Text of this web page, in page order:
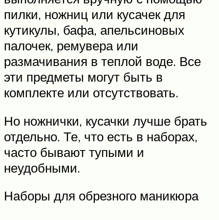
пилки, ножниц или кусачек для
кутикулы, бафа, апельсиновых
палочек, ремувера или
размачивания в теплой воде. Все
эти предметы могут быть в
комплекте или отсутствовать.
Но ножнички, кусачки лучше брать
отдельно. Те, что есть в наборах,
часто бывают тупыми и
неудобными.
Наборы для обрезного маникюра